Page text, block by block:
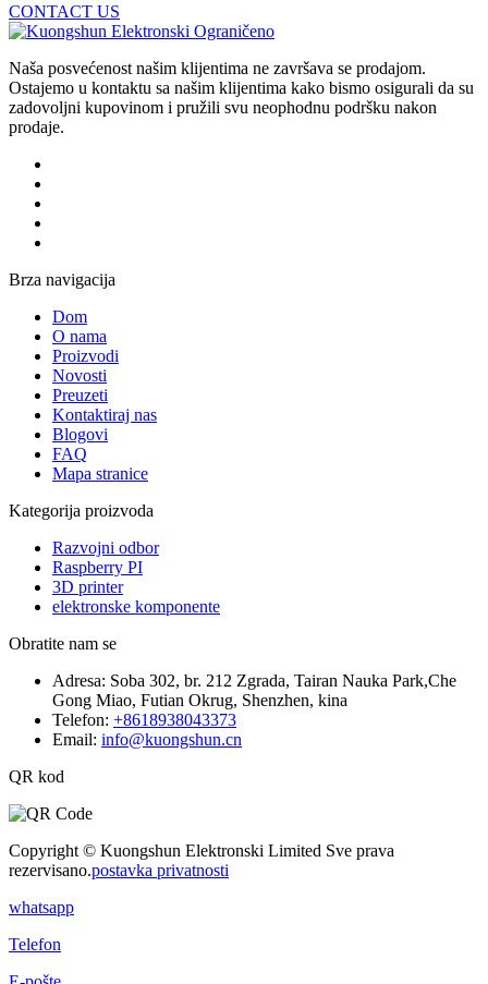
CONTACT US
Naša posvećenost našim klijentima ne završava se prodajom.
Ostajemo u kontaktu sa našim klijentima kako bismo osigurali da su
zadovoljni kupovinom i pružili svu neophodnu podršku nakon
prodaje.
Brza navigacija
Dom
O nama
Proizvodi
Novosti
Preuzeti
Kontaktiraj nas
Blogovi
FAQ
Mapa stranice
Kategorija proizvoda
Razvojni odbor
Raspberry PI
3D printer
elektronske komponente
Obratite nam se
Adresa: Soba 302, br. 212 Zgrada, Tairan Nauka Park,Che
Gong Miao, Futian Okrug, Shenzhen, kina
Telefon: +8618938043373
Email: info@kuongshun.cn
QR kod
Copyright © Kuongshun Elektronski Limited Sve prava
rezervisano.postavka privatnosti
whatsapp
Telefon